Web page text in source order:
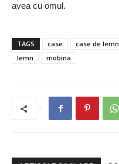
avea cu omul.
TAGS case case de lemn
lemn
mobina